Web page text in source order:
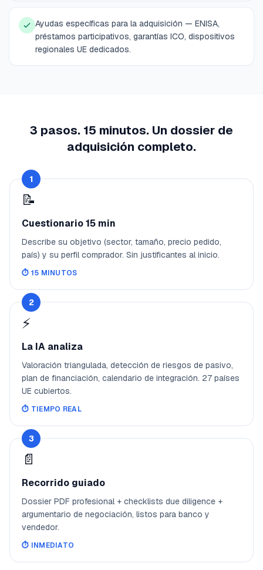
Ayudas específicas para la adquisición — ENISA,
préstamos participativos, garantías ICO, dispositivos
regionales UE dedicados.
3 pasos. 15 minutos. Un dossier de
adquisición completo.
1
📝
Cuestionario 15 min
Describe su objetivo (sector, tamaño, precio pedido,
país) y su perfil comprador. Sin justificantes al inicio.
⏱️ 15 MINUTOS
2
⚡
La IA analiza
Valoración triangulada, detección de riesgos de pasivo,
plan de financiación, calendario de integración. 27 países
UE cubiertos.
⏱️ TIEMPO REAL
3
📄
Recorrido guiado
Dossier PDF profesional + checklists due diligence +
argumentario de negociación, listos para banco y
vendedor.
⏱️ INMEDIATO